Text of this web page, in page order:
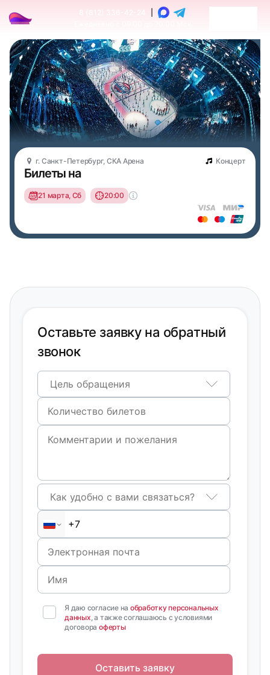
г. Санкт-Петербург, СКА Арена Концерт
Билеты на
21 марта, Сб 20:00
Оставьте заявку на обратный
звонок
Цель обращения
Как удобно с вами связаться?
Я даю согласие на обработку персональных
данных, а также соглашаюсь с условиями
договора оферты
Оставить заявку